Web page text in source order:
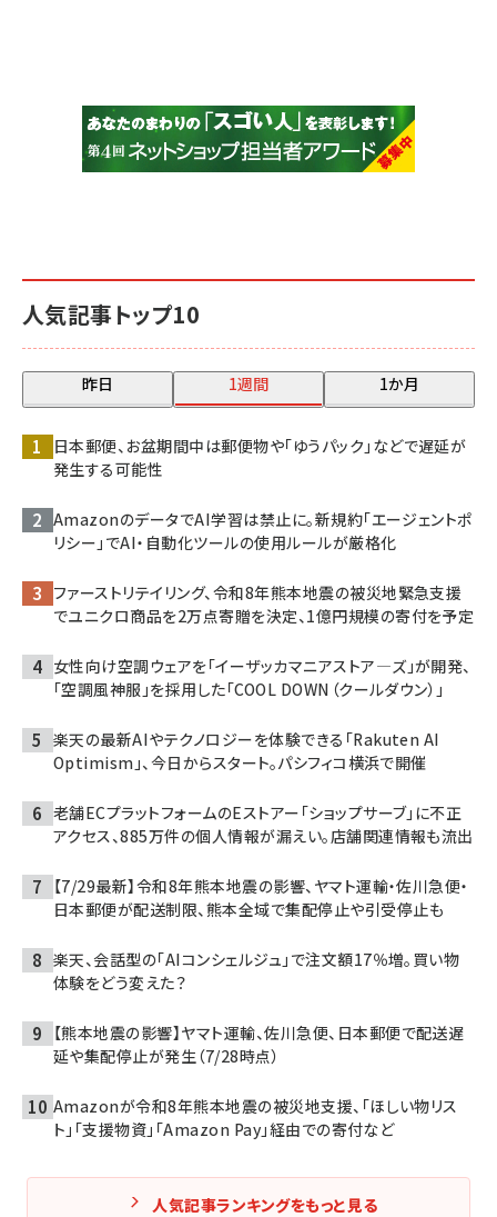
人気記事トップ10
昨日 1週間 1か月
日本郵便、お盆期間中は郵便物や「ゆうパック」などで遅延が
発生する可能性
AmazonのデータでAI学習は禁止に。新規約「エージェントポ
リシー」でAI・自動化ツールの使用ルールが厳格化
ファーストリテイリング、令和8年熊本地震の被災地緊急支援
でユニクロ商品を2万点寄贈を決定、1億円規模の寄付を予定
女性向け空調ウェアを「イーザッカマニアストア―ズ」が開発、
「空調風神服」を採用した「COOL DOWN（クールダウン）」
楽天の最新AIやテクノロジーを体験できる「Rakuten AI
Optimism」、今日からスタート。パシフィコ横浜で開催
老舗ECプラットフォームのEストアー「ショップサーブ」に不正
アクセス、885万件の個人情報が漏えい。店舗関連情報も流出
【7/29最新】令和8年熊本地震の影響、ヤマト運輸・佐川急便・
日本郵便が配送制限、熊本全域で集配停止や引受停止も
楽天、会話型の「AIコンシェルジュ」で注文額17％増。買い物
体験をどう変えた？
【熊本地震の影響】ヤマト運輸、佐川急便、日本郵便で配送遅
延や集配停止が発生（7/28時点）
Amazonが令和8年熊本地震の被災地支援、「ほしい物リス
ト」「支援物資」「Amazon Pay」経由での寄付など
人気記事ランキングをもっと見る